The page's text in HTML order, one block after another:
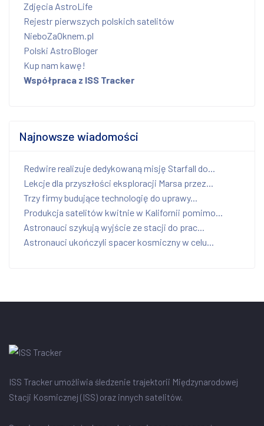
Zdjęcia AstroLife
Rejestr pierwszych polskich satelitów
NieboZaOknem.pl
Polski AstroBloger
Kup nam kawę!
Współpraca z ISS Tracker
Najnowsze wiadomości
Redwire realizuje dedykowaną misję Starfall do...
Lekcje dla przyszłości eksploracji Marsa przez...
Trzy firmy budujące technologię do uprawy...
Produkcja satelitów kwitnie w Kalifornii pomimo...
Astronauci szykują wyjście ze stacji do prac...
Astronauci ukończyli spacer kosmiczny w celu...
ISS Tracker umożliwia śledzenie trajektorii Międzynarodowej
Stacji Kosmicznej (ISS) oraz innych satelitów.